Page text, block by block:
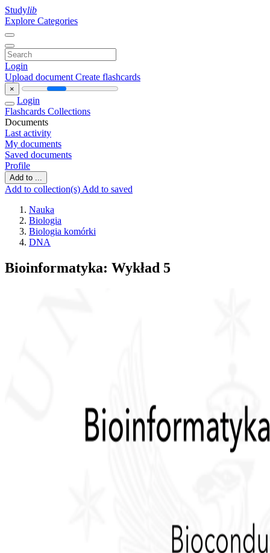
Studylib
Explore Categories
Login
Upload document Create flashcards
×
Login
Flashcards Collections
Documents
Last activity
My documents
Saved documents
Profile
Add to ...
Add to collection(s) Add to saved
Nauka
Biologia
Biologia komórki
DNA
Bioinformatyka: Wykład 5